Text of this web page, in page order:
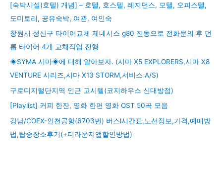
[숙박시설(호텔) 개념] – 호텔, 호스텔, 레지던스, 모텔, 오피스텔,
도미토리, 공유숙박, 여관, 여인숙
창원시 성산구 타이어교체 제네시스 g80 진동으로 전화문의 후 던
롭 타이어 4개 교체작업 진행
◈SYMA 시마◈에 대해 알아보자. (시마 X5 EXPLORERS,시마 X8
VENTURE 시리즈,시마 X13 STORM,서비스 A/S)
구로디지털단지역 인근 고시텔(코지하우스 신대방점)
[Playlist] 커피 한잔, 영화 한편 영화 OST 50곡 모음
강남/COEX-인천공항(6703번) 버스l시간표,노선정보,가격,예매방
법,탑승장소후기(+더라운지앱할인방법)